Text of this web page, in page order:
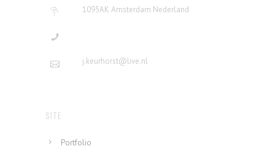
1095AK Amsterdam Nederland
j.keurhorst@live.nl
SITE
Portfolio